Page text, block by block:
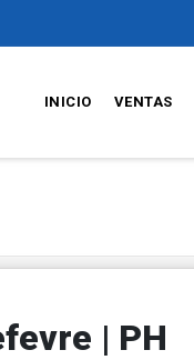
INICIO VENTAS
| PH